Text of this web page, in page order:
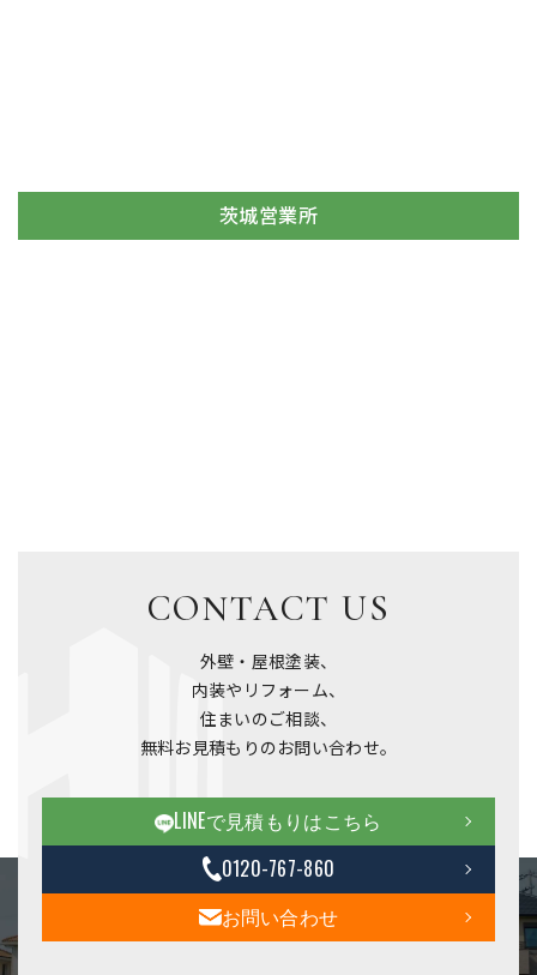
茨城営業所
CONTACT US
外壁・屋根塗装、
内装やリフォーム、
住まいのご相談、
無料お見積もりのお問い合わせ。
LINEで見積もりはこちら
0120-767-860
お問い合わせ